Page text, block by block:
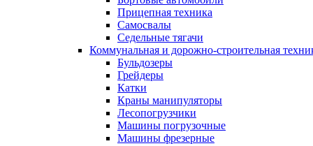
Прицепная техника
Самосвалы
Седельные тягачи
Коммунальная и дорожно-строительная
Бульдозеры
Грейдеры
Катки
Краны манипуляторы
Лесопогрузчики
Машины погрузочные
Машины фрезерные